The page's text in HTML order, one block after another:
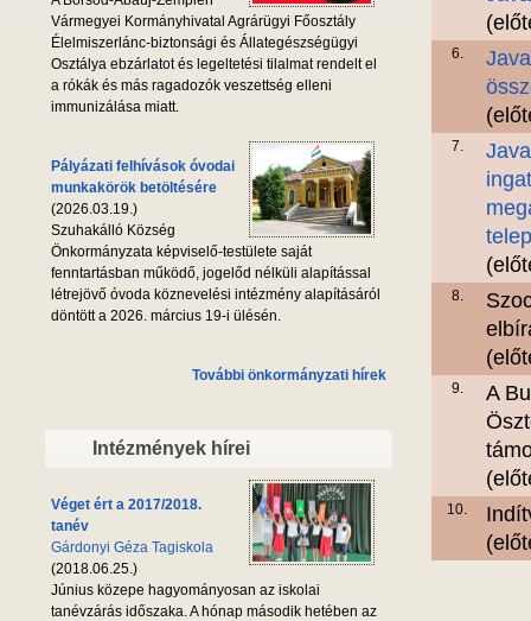
Vármegyei Kormányhivatal Agrárügyi Főosztály
Élelmiszerlánc-biztonsági és Állategészségügyi
Osztálya ebzárlatot és legeltetési tilalmat rendelt el
a rókák és más ragadozók veszettség elleni
immunizálása miatt.
Pályázati felhívások óvodai
munkakörök betöltésére
(2026.03.19.)
Szuhakálló Község
Önkormányzata képviselő-testülete saját
fenntartásban működő, jogelőd nélküli alapítással
létrejövő óvoda köznevelési intézmény alapításáról
döntött a 2026. március 19-i ülésén.
További önkormányzati hírek
Intézmények hírei
Véget ért a 2017/2018.
tanév
Gárdonyi Géza Tagiskola
(2018.06.25.)
Június közepe hagyományosan az iskolai
tanévzárás időszaka. A hónap második hetében az
6.
7.
8.
9.
A
10.